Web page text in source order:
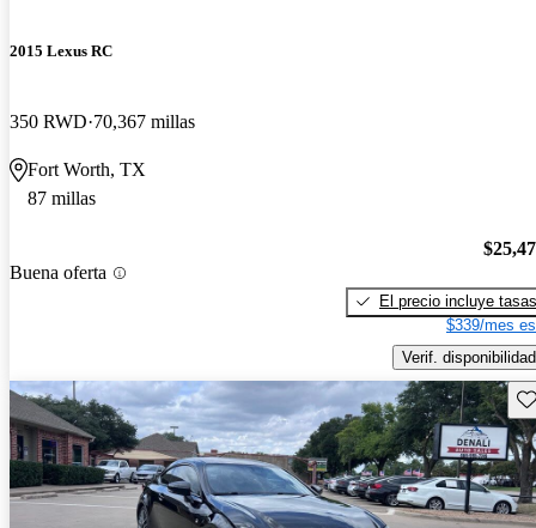
2015 Lexus RC
350 RWD 70,367 millas
Fort Worth, TX
87 millas
Buena oferta
El precio incluye tasas
$339/mes
Verif. disponibilidad